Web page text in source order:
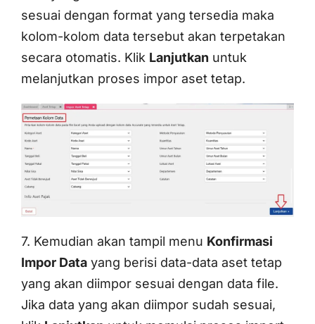
sesuai dengan format yang tersedia maka
kolom-kolom data tersebut akan terpetakan
secara otomatis. Klik Lanjutkan untuk
melanjutkan proses impor aset tetap.
7. Kemudian akan tampil menu Konfirmasi
Impor Data yang berisi data-data aset tetap
yang akan diimpor sesuai dengan data file.
Jika data yang akan diimpor sudah sesuai,